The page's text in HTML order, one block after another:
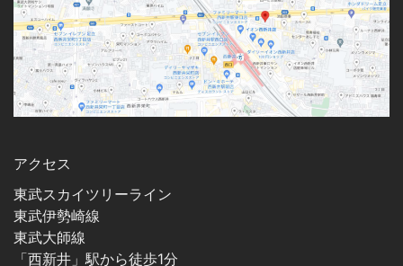
アクセス
東武スカイツリーライン
東武伊勢崎線
東武大師線
「西新井」駅から徒歩1分